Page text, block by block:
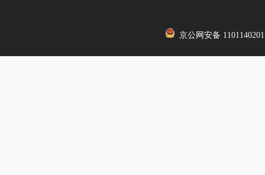
京公网安备